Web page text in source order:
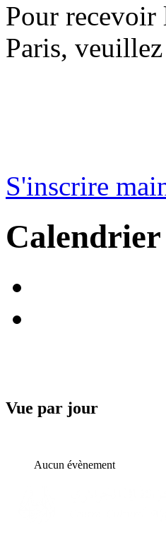
Pour recevoir
Paris,
S'inscrire
Calendrier
Vue par jour
Aucun évènement